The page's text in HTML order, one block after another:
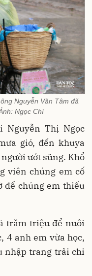
Nguyễn Văn Tâm đã
Ngọc Chí
Nguyễn Thị Ngọc
gió, đến khuya
ướt sũng. Khổ
viên chúng em cố
để chúng em thiếu
trăm triệu để nuôi
4 anh em vừa học,
nhập trang trải chi